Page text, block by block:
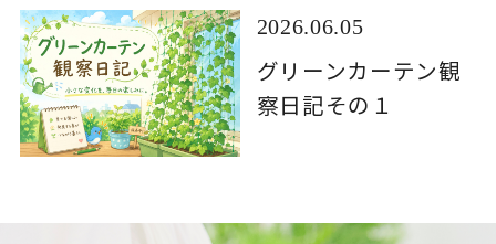
2026.06.05
グリーンカーテン観
察日記その１